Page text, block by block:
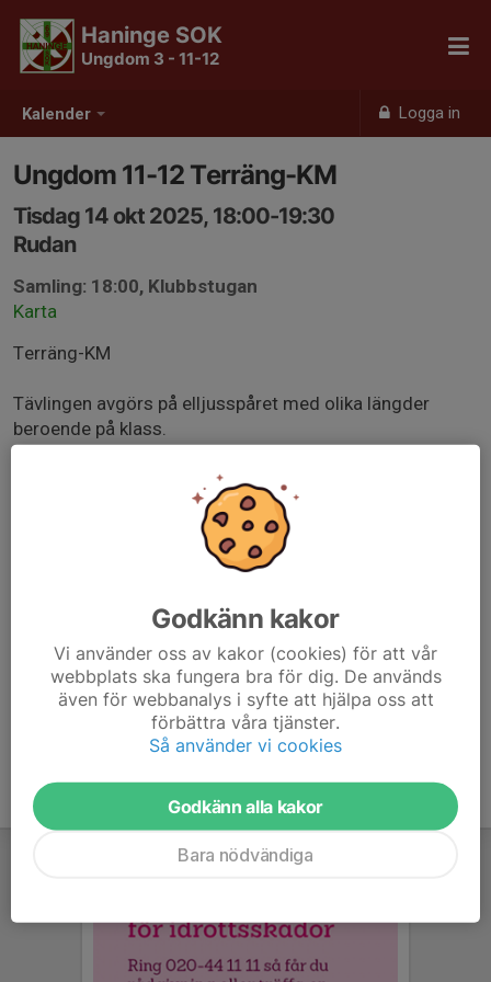
Kalender Logga in
Haninge SOK
Ungdom 3 - 11-12
Ungdom 11-12 Terräng-KM
Tisdag 14 okt 2025, 18:00-19:30
Rudan
Samling: 18:00, Klubbstugan
Karta
Terräng-KM
Tävlingen avgörs på elljusspåret med olika längder
beroende på klass.
klubbstugan för att anmäla att du vill vara med.
Om du har Sportidentpinne är det bra om du tar med den
för tidtagning. Har du ingen egen Sportidentpinne så får
www.haningesok.se/sida/105350/klubbmasterskap#51
9116
Godkänn kakor
Vi använder oss av kakor (cookies) för att vår
webbplats ska fungera bra för dig. De används
även för webbanalys i syfte att hjälpa oss att
förbättra våra tjänster.
Så använder vi cookies
Godkänn alla kakor
Bara nödvändiga